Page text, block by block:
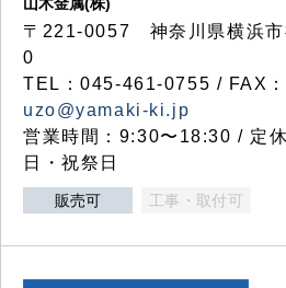
〒221-0057 神奈川県横浜市
0
TEL：045-461-0755 / FAX
uzo@yamaki-ki.jp
営業時間：9:30〜18:30 / 定
日・祝祭日
販売可 工事・取付可